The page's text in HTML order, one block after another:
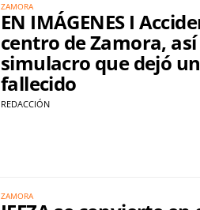
ZAMORA
EN IMÁGENES I
centro de Zamora,
simulacro que dejó
fallecido
REDACCIÓN
ZAMORA